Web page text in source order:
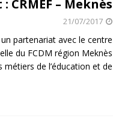
CRMEF – Meknès
21/07/2017
partenariat avec le centre
du FCDM région Meknès
de l’éducation et de